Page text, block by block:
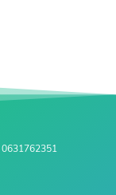
0631762351